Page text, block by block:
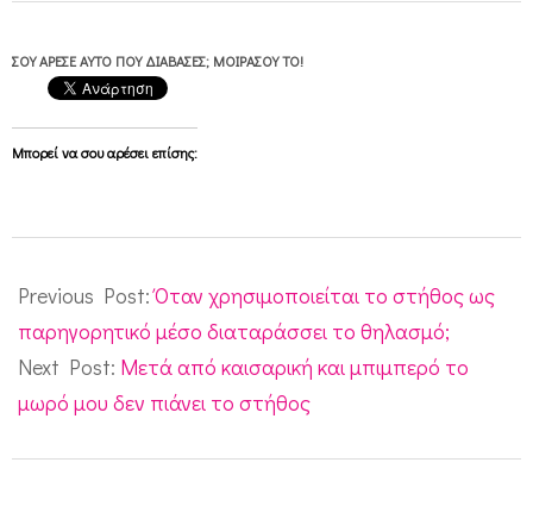
ΣΟΥ ΆΡΕΣΕ ΑΥΤΌ ΠΟΥ ΔΙΆΒΑΣΕΣ; ΜΟΙΡΆΣΟΥ ΤΟ!
Μπορεί να σου αρέσει επίσης:
04-
18
Previous Post:Όταν χρησιμοποιείται το στήθος ως
παρηγορητικό μέσο διαταράσσει το θηλασμό;
Next Post: Μετά από καισαρική και μπιμπερό το
μωρό μου δεν πιάνει το στήθος